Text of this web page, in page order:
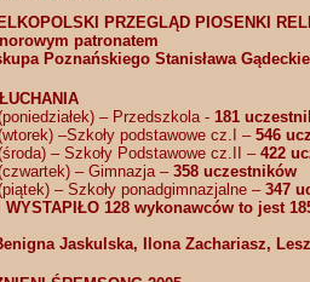
PRZEGLĄD PIOSENKI
patronatem
Poznańskiego Stanisława
– Przedszkola - 181
–Szkoły podstawowe cz.I – 546
– Szkoły Podstawowe cz.II –422
– Gimnazja –358 uczestników
– Szkoły ponadgimnazjalne – 347
WYSTAPIŁO 128 wykonawców to jest
Jaskulska, Ilona Zachariasz,